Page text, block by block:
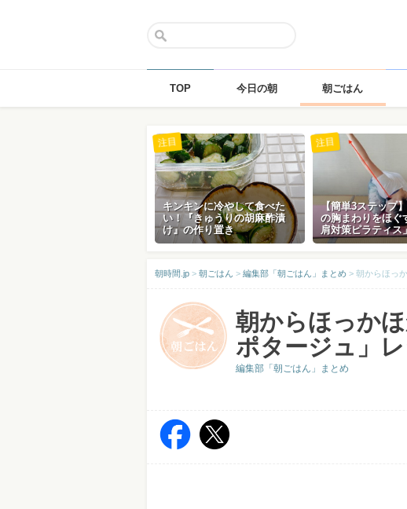
TOP 今日の朝 朝ごはん
キンキンに冷やして食べた
い！『きゅうりの胡麻酢漬
け』の作り置き
注目
【簡単3ステップ
の胸まわりをほぐ
肩対策ピラティス
注目
朝時間.jp > 朝ごはん > 編集部「朝ごはん」まとめ > 朝からほっ
朝からほっか
ポタージュ」
編集部「朝ごはん」まとめ